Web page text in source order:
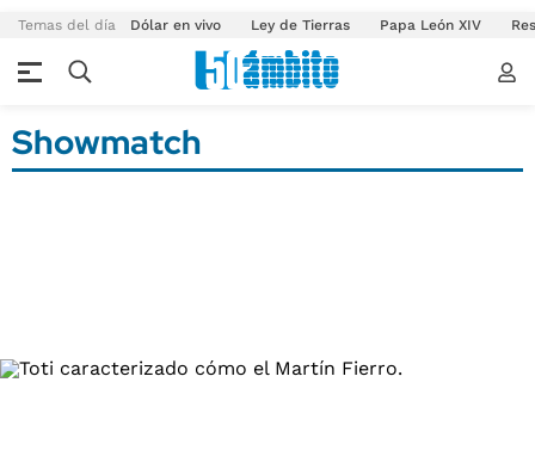
Temas del día Dólar en vivo Ley de Tierras Papa León XIV
Showmatch